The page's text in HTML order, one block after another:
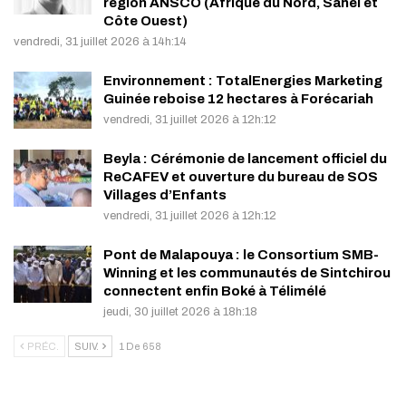
Côte Ouest)
vendredi, 31 juillet 2026 à 14h:14
Environnement : TotalEnergies Marketing
Guinée reboise 12 hectares à Forécariah
vendredi, 31 juillet 2026 à 12h:12
Beyla : Cérémonie de lancement officiel du
ReCAFEV et ouverture du bureau de SOS
Villages d’Enfants
vendredi, 31 juillet 2026 à 12h:12
Pont de Malapouya : le Consortium SMB-
Winning et les communautés de Sintchirou
connectent enfin Boké à Télimélé
jeudi, 30 juillet 2026 à 18h:18
PRÉC. SUIV. 1 De 658